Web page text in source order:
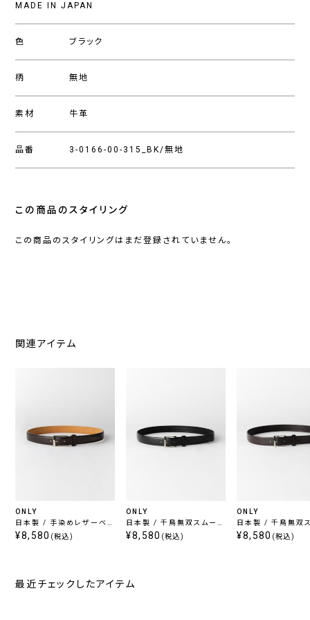
MADE IN JAPAN
色 ブラック
柄 無地
素材 牛革
品番 3-0166-00-315_BK/無地
この商品のスタイリング
この商品のスタイリングはまだ登録されていません。
関連アイテム
ONLY
日本製 / 手染めレザーベル
ト ブラウン
¥8,580 (税込)
ONLY
日本製 / 千鳥無双スムース
レザーベルト ブラック
¥8,580 (税込)
ONLY
日本製 / 千鳥無双
レザーベルト ブラ
¥8,580 (税込)
最近チェックしたアイテム